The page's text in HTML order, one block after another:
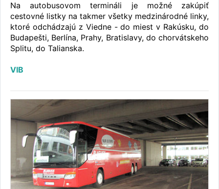
Na autobusovom termináli je možné zakúpiť
cestovné listky na takmer všetky medzinárodné linky,
ktoré odchádzajú z Viedne - do miest v Rakúsku, do
Budapešti, Berlína, Prahy, Bratislavy, do chorvátskeho
Splitu, do Talianska.
VIB